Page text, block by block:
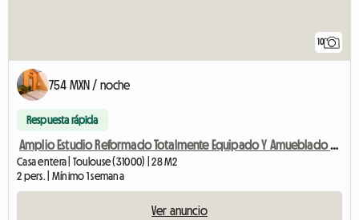
10
754 MXN / noche
Respuesta rápida
Amplio Estudio Reformado Totalmente Equipado Y Amueblado Esquirol
Casa entera | Toulouse (31000) | 28 M2
2 pers. | Mínimo 1 semana
Ver anuncio